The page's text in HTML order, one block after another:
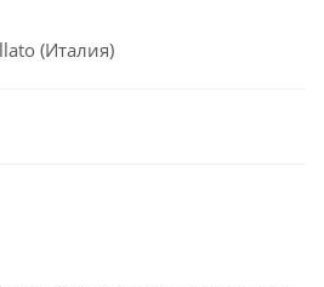
(Италия)